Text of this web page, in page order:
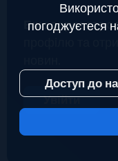
Вже
профілю та
Увійти
погоджуєтеся
Доступ до